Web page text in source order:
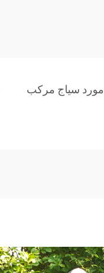
مورد سياج مركب